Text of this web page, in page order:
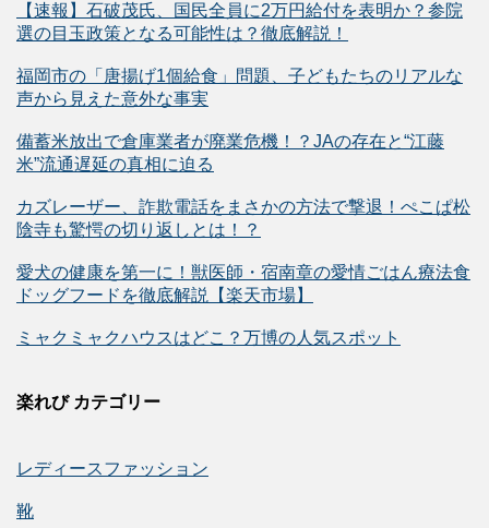
【速報】石破茂氏、国民全員に2万円給付を表明か？参院
選の目玉政策となる可能性は？徹底解説！
福岡市の「唐揚げ1個給食」問題、子どもたちのリアルな
声から見えた意外な事実
備蓄米放出で倉庫業者が廃業危機！？JAの存在と“江藤
米”流通遅延の真相に迫る
カズレーザー、詐欺電話をまさかの方法で撃退！ぺこぱ松
陰寺も驚愕の切り返しとは！？
愛犬の健康を第一に！獣医師・宿南章の愛情ごはん療法食
ドッグフードを徹底解説【楽天市場】
ミャクミャクハウスはどこ？万博の人気スポット
楽れび カテゴリー
レディースファッション
靴